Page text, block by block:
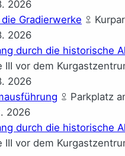
2026
die Gradierwerke
2026
durch die historische
III vor dem
2026
Parkplatz
2026
durch die historische
III vor dem